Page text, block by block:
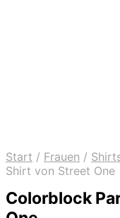
Start / Frauen /
Shirt von Street One
Colorblock